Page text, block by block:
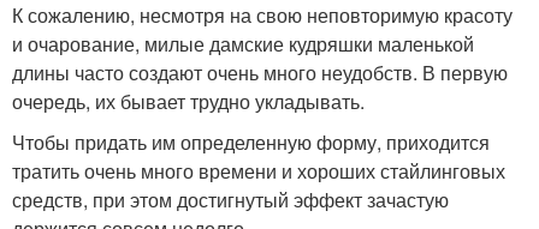
К сожалению, несмотря на свою неповторимую красоту
и очарование, милые дамские кудряшки маленькой
длины часто создают очень много неудобств. В первую
очередь, их бывает трудно укладывать.
Чтобы придать им определенную форму, приходится
тратить очень много времени и хороших стайлинговых
средств, при этом достигнутый эффект зачастую